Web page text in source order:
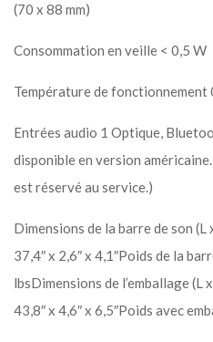
(70 x 88 mm)
Consommation en veille < 0,5 W
Température de fonctionnement
Entrées audio 1 Optique,
disponible en version
est réservé au service.)
Dimensions de la barre de son
37,4″ x 2,6″ x 4,1″Poids de la
lbsDimensions de l’emballage
43,8″ x 4,6″ x 6,5″Poids avec